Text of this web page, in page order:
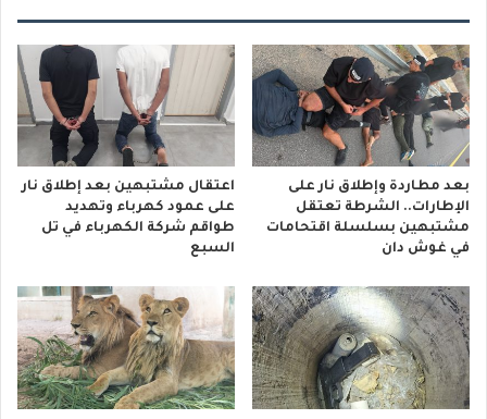
بعد مطاردة وإطلاق نار على
الإطارات.. الشرطة تعتقل
مشتبهين بسلسلة اقتحامات
في غوش دان
اعتقال مشتبهين بعد إطلاق نار
على عمود كهرباء وتهديد
طواقم شركة الكهرباء في تل
السبع